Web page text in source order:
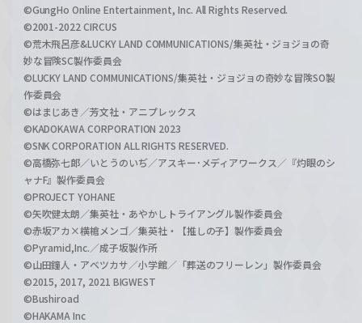
©GungHo Online Entertainment, Inc. All Rights Reserved.
©2001-2022 CIRCUS
©荒木飛呂彦&LUCKY LAND COMMUNICATIONS/集英社・ジョジョの奇
妙な冒険SC製作委員会
©LUCKY LAND COMMUNICATIONS/集英社・ジョジョの奇妙な冒険SO製
作委員会
©はまじあき／芳文社・アニプレックス
©KADOKAWA CORPORATION 2023
©SNK CORPORATION ALL RIGHTS RESERVED.
©高橋弥七郎／いとうのいぢ／アスキー･メディアワークス／『灼眼のシ
ャナF』製作委員会
©PROJECT YOHANE
©矢吹健太朗／集英社・あやかしトライアングル製作委員会
©赤坂アカ×横槍メンゴ／集英社・【推しの子】製作委員会
©Pyramid,Inc.／成子坂製作所
©山田鐘人・アベツカサ／小学館／「葬送のフリーレン」製作委員会
©2015, 2017, 2021 BIGWEST
©Bushiroad
©HAKAMA Inc